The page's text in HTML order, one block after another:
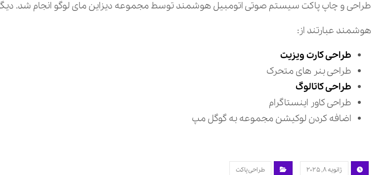
طراحی و چاپ پاکت سیستم صوتی اتومبیل هوشمند توسط مجموعه دیزاین مای لوگو انجام شد.
هوشمند عبارتند از:
طراحی کارت ویزیت
طراحی بنر های متحرک
طراحی کاتالوگ
طراحی کاور اینستاگرام
اضافه کردن لوکیشن مجموعه به گوگل مپ
ژانویه ۸, ۲۰۲۵ طراحی پاکت